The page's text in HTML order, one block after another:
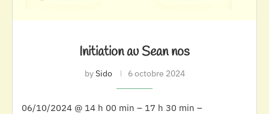
Initiation au Sean nos
bySido 6 octobre 2024
06/10/2024 @ 14 h 00 min – 17 h 30 min –